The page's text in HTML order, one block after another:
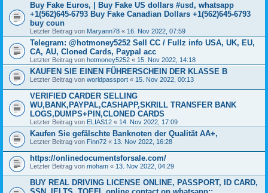
Buy Fake Euros, | Buy Fake US dollars #usd, whatsapp
+1(562)645-6793 Buy Fake Canadian Dollars +1(562)645-6793
buy coun
Letzter Beitrag von Maryann78 « 16. Nov 2022, 07:59
Telegram: @hotmoney5252 Sell CC / Fullz info USA, UK, EU,
CA, AU, Cloned Cards, Paypal acc
Letzter Beitrag von hotmoney5252 « 15. Nov 2022, 14:18
KAUFEN SIE EINEN FÜHRERSCHEIN DER KLASSE B
Letzter Beitrag von worldpassport « 15. Nov 2022, 00:13
VERIFIED CARDER SELLING
WU,BANK,PAYPAL,CASHAPP,SKRILL TRANSFER BANK
LOGS,DUMPS+PIN,CLONED CARDS
Letzter Beitrag von ELIAS12 « 14. Nov 2022, 17:09
Kaufen Sie gefälschte Banknoten der Qualität AA+,
Letzter Beitrag von Finn72 « 13. Nov 2022, 16:28
https://onlinedocumentsforsale.com/
Letzter Beitrag von moham « 13. Nov 2022, 04:29
BUY REAL DRIVING LICENSE ONLINE, PASSPORT, ID CARD,